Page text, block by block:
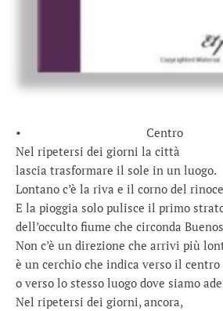
• Centro
Nel ripetersi dei giorni la città
lascia trasformare il sole in un luogo.
Lontano c’è la riva e il corno del
E la pioggia solo pulisce il primo
dell’occulto fiume che circonda
Non c’è un direzione che arrivi più
è un cerchio che indica verso il centro
o verso lo stesso luogo dove siamo
Nel ripetersi dei giorni, ancora,